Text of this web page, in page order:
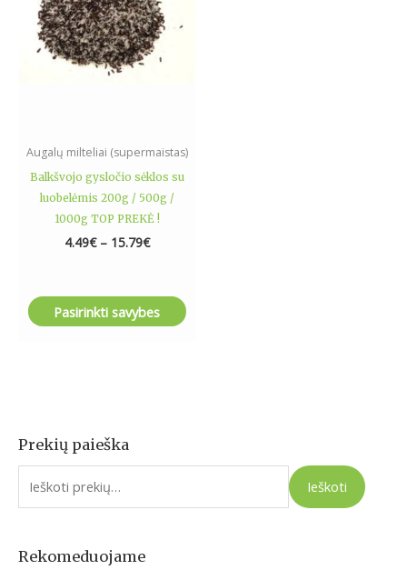
Prekių paieška
I
e
o
Ieškoti
Rekomeduojame
Augalų milteliai (supermaistas)
Balkšvojo gysločio sėklos su
luobelėmis 200g / 500g /
1000g TOP PREKĖ !
4.49€ – 15.79€
Pasirinkti savybes
The
options
may
be
product
page